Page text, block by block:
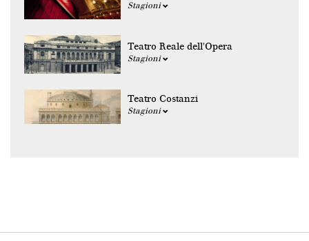
Stagioni
Teatro Reale dell'Opera
Stagioni
Teatro Costanzi
Stagioni